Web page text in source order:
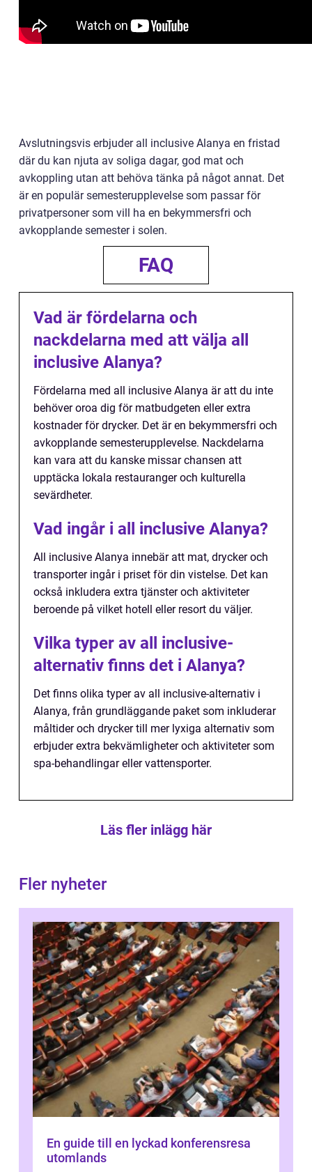
Avslutningsvis erbjuder all inclusive Alanya en fristad
där du kan njuta av soliga dagar, god mat och
avkoppling utan att behöva tänka på något annat. Det
är en populär semesterupplevelse som passar för
privatpersoner som vill ha en bekymmersfri och
avkopplande semester i solen.
FAQ
Vad är fördelarna och
nackdelarna med att välja all
inclusive Alanya?
Fördelarna med all inclusive Alanya är att du inte
behöver oroa dig för matbudgeten eller extra
kostnader för drycker. Det är en bekymmersfri och
avkopplande semesterupplevelse. Nackdelarna
kan vara att du kanske missar chansen att
upptäcka lokala restauranger och kulturella
sevärdheter.
Vad ingår i all inclusive Alanya?
All inclusive Alanya innebär att mat, drycker och
transporter ingår i priset för din vistelse. Det kan
också inkludera extra tjänster och aktiviteter
beroende på vilket hotell eller resort du väljer.
Vilka typer av all inclusive-
alternativ finns det i Alanya?
Det finns olika typer av all inclusive-alternativ i
Alanya, från grundläggande paket som inkluderar
måltider och drycker till mer lyxiga alternativ som
erbjuder extra bekvämligheter och aktiviteter som
spa-behandlingar eller vattensporter.
Läs fler inlägg här
Fler nyheter
En guide till en lyckad konferensresa
utomlands